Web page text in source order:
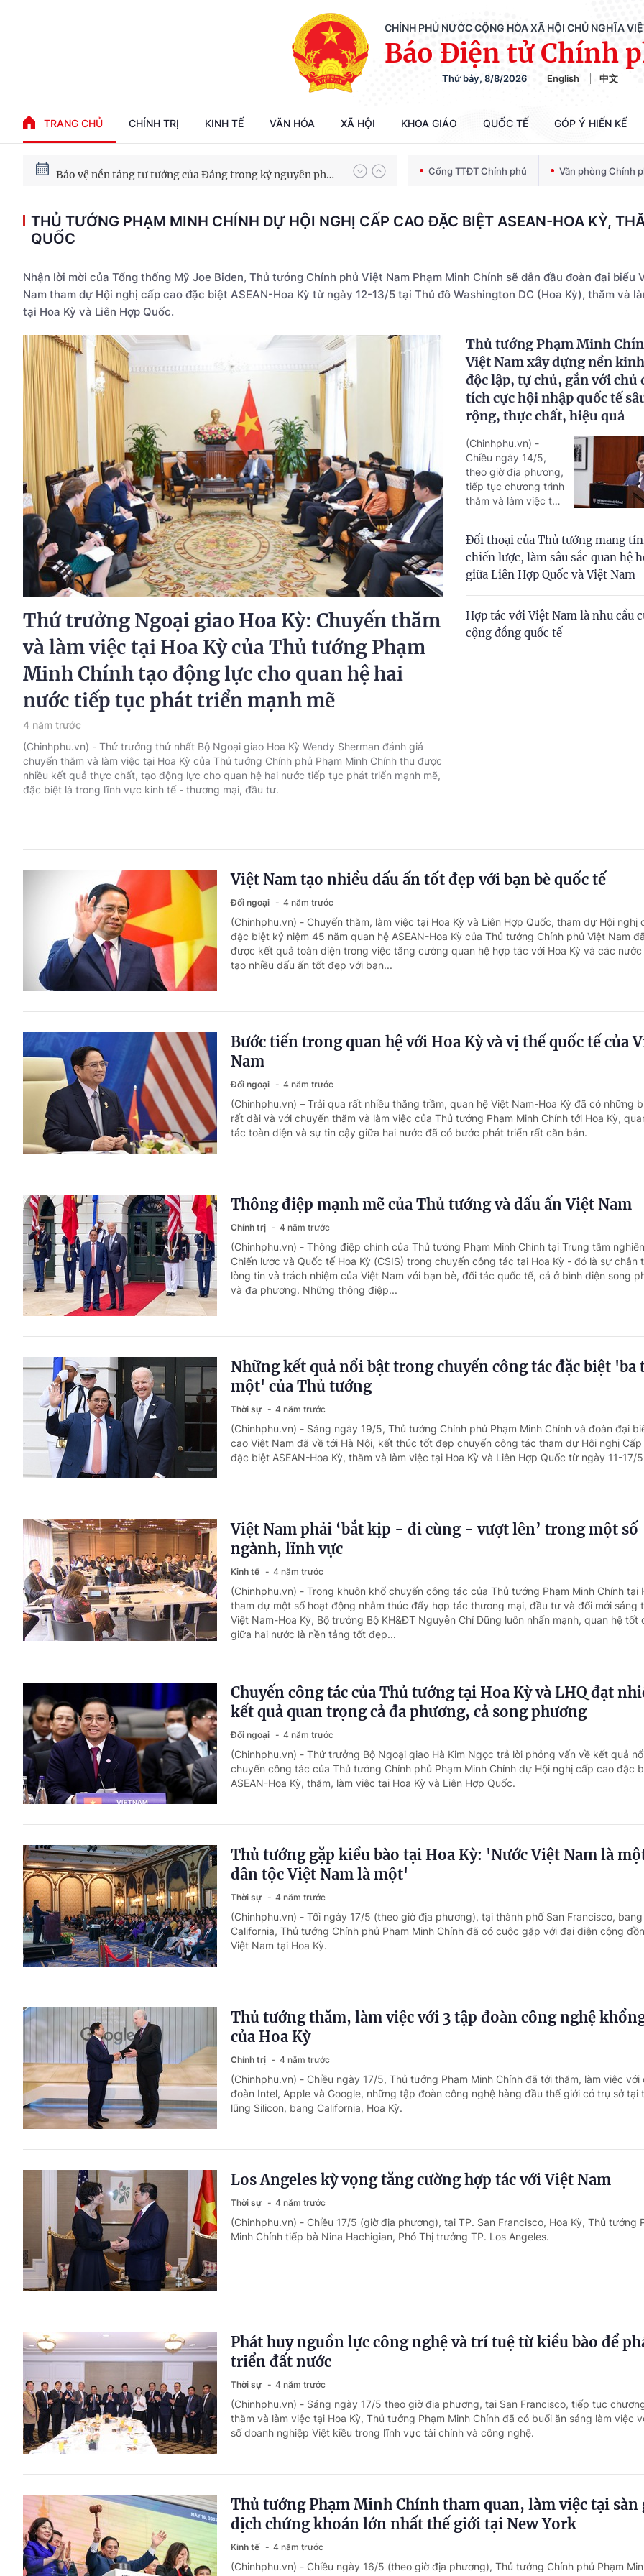
CHÍNH PHỦ NƯỚC CỘNG HÒA XÃ HỘI CHỦ NGHĨA
Báo Điện tử Chính
Thứ bảy, 8/8/2026 English 中文
TRANG CHỦ CHÍNH TRỊ KINH TẾ VĂN HÓA XÃ HỘI KHOA GIÁO QUỐC TẾ GÓP Ý HIẾN KẾ
100 ngày xử lý các điểm nghẽn về chuyển đổi số
Phát triển kinh tế nhà nước trong kỷ nguyên mới
Cổng TTĐT Chính phủ Văn phòng Chính
THỦ TƯỚNG PHẠM MINH CHÍNH DỰ HỘI NGHỊ CẤP CAO ĐẶC BIỆT ASEAN-HOA KỲ,
QUỐC
Nhận lời mời của Tổng thống Mỹ Joe Biden, Thủ tướng Chính phủ Việt Nam Phạm Minh Chính sẽ dẫn đầu đoàn đại biểu
Nam tham dự Hội nghị cấp cao đặc biệt ASEAN-Hoa Kỳ từ ngày 12-13/5 tại Thủ đô Washington DC (Hoa Kỳ), thăm và
tại Hoa Kỳ và Liên Hợp Quốc.
Thứ trưởng Ngoại giao Hoa Kỳ: Chuyến thăm
và làm việc tại Hoa Kỳ của Thủ tướng Phạm
Minh Chính tạo động lực cho quan hệ hai
nước tiếp tục phát triển mạnh mẽ
4 năm trước
(Chinhphu.vn) - Thứ trưởng thứ nhất Bộ Ngoại giao Hoa Kỳ Wendy Sherman đánh giá
chuyến thăm và làm việc tại Hoa Kỳ của Thủ tướng Chính phủ Phạm Minh Chính thu được
nhiều kết quả thực chất, tạo động lực cho quan hệ hai nước tiếp tục phát triển mạnh mẽ,
đặc biệt là trong lĩnh vực kinh tế - thương mại, đầu tư.
Thủ tướng Phạm Minh
Việt Nam xây dựng nền
độc lập, tự chủ, gắn với chủ
tích cực hội nhập quốc tế
rộng, thực chất, hiệu quả
(Chinhphu.vn) -
Chiều ngày 14/5,
theo giờ địa phương,
tiếp tục chương trình
thăm và làm việc tại
thăm, phát biểu và
dự tọa đàm chính
sách tại Đại học
Massachusetts.
Đối thoại của Thủ tướng mang
chiến lược, làm sâu sắc quan hệ
giữa Liên Hợp Quốc và Việt Nam
Hợp tác với Việt Nam là nhu cầu
cộng đồng quốc tế
Việt Nam tạo nhiều dấu ấn tốt đẹp với bạn bè quốc tế
Đối ngoại 4 năm trước
(Chinhphu.vn) - Chuyến thăm, làm việc tại Hoa Kỳ và Liên Hợp Quốc, tham dự Hội nghị
đặc biệt kỷ niệm 45 năm quan hệ ASEAN-Hoa Kỳ của Thủ tướng Chính phủ Việt Nam
được kết quả toàn diện trong việc tăng cường quan hệ hợp tác với Hoa Kỳ và các nước
tạo nhiều dấu ấn tốt đẹp với bạn...
Bước tiến trong quan hệ với Hoa Kỳ và vị thế quốc tế của
Nam
Đối ngoại 4 năm trước
(Chinhphu.vn) – Trải qua rất nhiều thăng trầm, quan hệ Việt Nam-Hoa Kỳ đã có những
rất dài và với chuyến thăm và làm việc của Thủ tướng Phạm Minh Chính tới Hoa Kỳ,
tác toàn diện và sự tin cậy giữa hai nước đã có bước phát triển rất căn bản.
Thông điệp mạnh mẽ của Thủ tướng và dấu ấn Việt Nam
Chính trị 4 năm trước
(Chinhphu.vn) - Thông điệp chính của Thủ tướng Phạm Minh Chính tại Trung tâm
Chiến lược và Quốc tế Hoa Kỳ (CSIS) trong chuyến công tác tại Hoa Kỳ - đó là sự chân
lòng tin và trách nhiệm của Việt Nam với bạn bè, đối tác quốc tế, cả ở bình diện song
và đa phương. Những thông điệp...
Những kết quả nổi bật trong chuyến công tác đặc biệt 'ba
một' của Thủ tướng
Thời sự 4 năm trước
(Chinhphu.vn) - Sáng ngày 19/5, Thủ tướng Chính phủ Phạm Minh Chính và đoàn đại
cao Việt Nam đã về tới Hà Nội, kết thúc tốt đẹp chuyến công tác tham dự Hội nghị Cấp
đặc biệt ASEAN-Hoa Kỳ, thăm và làm việc tại Hoa Kỳ và Liên Hợp Quốc từ ngày 11-17/
Việt Nam phải ‘bắt kịp - đi cùng - vượt lên’ trong một số
ngành, lĩnh vực
Kinh tế 4 năm trước
(Chinhphu.vn) - Trong khuôn khổ chuyến công tác của Thủ tướng Phạm Minh Chính tại
tham dự một số hoạt động nhằm thúc đẩy hợp tác thương mại, đầu tư và đổi mới sáng
Việt Nam-Hoa Kỳ, Bộ trưởng Bộ KH&ĐT Nguyễn Chí Dũng luôn nhấn mạnh, quan hệ tốt
giữa hai nước là nền tảng tốt đẹp...
Chuyến công tác của Thủ tướng tại Hoa Kỳ và LHQ đạt
kết quả quan trọng cả đa phương, cả song phương
Đối ngoại 4 năm trước
(Chinhphu.vn) - Thứ trưởng Bộ Ngoại giao Hà Kim Ngọc trả lời phỏng vấn về kết quả
chuyến công tác của Thủ tướng Chính phủ Phạm Minh Chính dự Hội nghị cấp cao đặc
ASEAN-Hoa Kỳ, thăm, làm việc tại Hoa Kỳ và Liên Hợp Quốc.
Thủ tướng gặp kiều bào tại Hoa Kỳ: 'Nước Việt Nam là
dân tộc Việt Nam là một'
Thời sự 4 năm trước
(Chinhphu.vn) - Tối ngày 17/5 (theo giờ địa phương), tại thành phố San Francisco, bang
California, Thủ tướng Chính phủ Phạm Minh Chính đã có cuộc gặp với đại diện cộng
Việt Nam tại Hoa Kỳ.
Thủ tướng thăm, làm việc với 3 tập đoàn công nghệ
của Hoa Kỳ
Chính trị 4 năm trước
(Chinhphu.vn) - Chiều ngày 17/5, Thủ tướng Phạm Minh Chính đã tới thăm, làm việc với
đoàn Intel, Apple và Google, những tập đoàn công nghệ hàng đầu thế giới có trụ sở tại
lũng Silicon, bang California, Hoa Kỳ.
Los Angeles kỳ vọng tăng cường hợp tác với Việt Nam
Thời sự 4 năm trước
(Chinhphu.vn) - Chiều 17/5 (giờ địa phương), tại TP. San Francisco, Hoa Kỳ, Thủ tướng
Minh Chính tiếp bà Nina Hachigian, Phó Thị trưởng TP. Los Angeles.
Phát huy nguồn lực công nghệ và trí tuệ từ kiều bào để
triển đất nước
Thời sự 4 năm trước
(Chinhphu.vn) - Sáng ngày 17/5 theo giờ địa phương, tại San Francisco, tiếp tục
thăm và làm việc tại Hoa Kỳ, Thủ tướng Phạm Minh Chính đã có buổi ăn sáng làm việc
số doanh nghiệp Việt kiều trong lĩnh vực tài chính và công nghệ.
Thủ tướng Phạm Minh Chính tham quan, làm việc tại sàn
dịch chứng khoán lớn nhất thế giới tại New York
Kinh tế 4 năm trước
(Chinhphu.vn) - Chiều ngày 16/5 (theo giờ địa phương), Thủ tướng Chính phủ Phạm